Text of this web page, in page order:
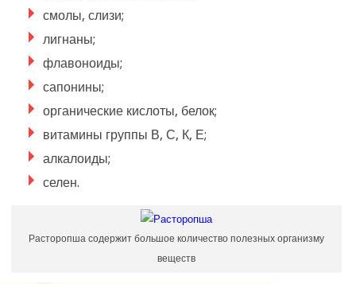
смолы, слизи;
лигнаны;
флавоноиды;
сапонины;
органические кислоты, белок;
витамины группы В, С, К, Е;
алкалоиды;
селен.
Расторопша содержит большое количество полезных организму
веществ